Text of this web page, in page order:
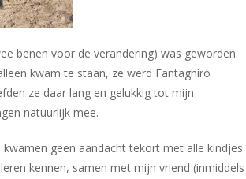
benen voor de verandering) was geworden.
kwam te staan, ze werd Fantaghirò
ze daar lang en gelukkig tot mijn
natuurlijk mee.
geen aandacht tekort met alle kindjes
kennen, samen met mijn vriend (inmiddels